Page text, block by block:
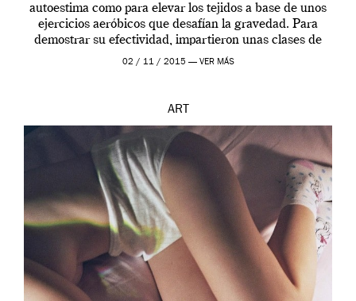
autoestima como para elevar los tejidos a base de unos
ejercicios aeróbicos que desafían la gravedad. Para
demostrar su efectividad, impartieron unas clases de
prueba en el Tate […]
02 / 11 / 2015 — VER MÁS
ART